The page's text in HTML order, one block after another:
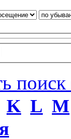
поиск
K L M